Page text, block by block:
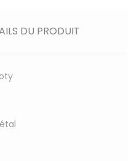
DU PRODUIT